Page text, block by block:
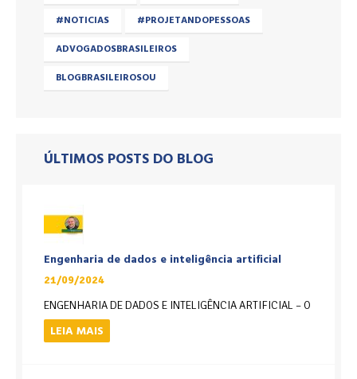
#NOTICIAS
#PROJETANDOPESSOAS
ADVOGADOSBRASILEIROS
BLOGBRASILEIROSOU
ÚLTIMOS POSTS DO BLOG
Engenharia de dados e inteligência artificial
21/09/2024
ENGENHARIA DE DADOS E INTELIGÊNCIA ARTIFICIAL – O
LEIA MAIS